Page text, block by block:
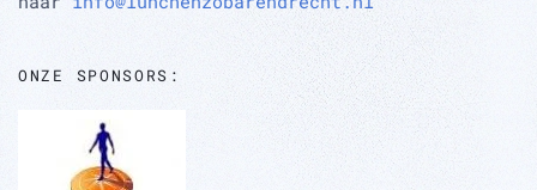
ONZE SPONSORS: